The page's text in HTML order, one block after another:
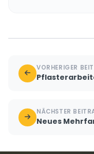
VORHERIGER
NÄCHSTER
Neues